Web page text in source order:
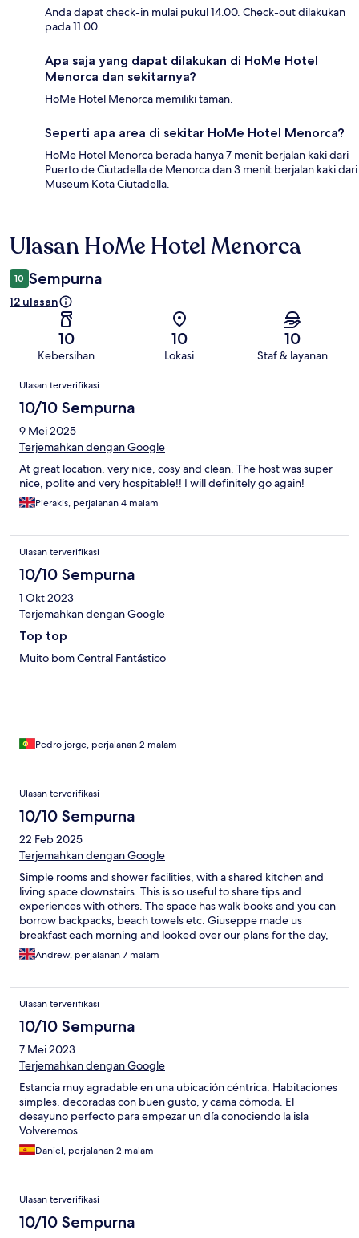
Anda dapat check-in mulai pukul 14.00. Check-out dilakukan
pada 11.00.
Apa saja yang dapat dilakukan di HoMe Hotel
Menorca dan sekitarnya?
HoMe Hotel Menorca memiliki taman.
Seperti apa area di sekitar HoMe Hotel Menorca?
HoMe Hotel Menorca berada hanya 7 menit berjalan kaki dari
Puerto de Ciutadella de Menorca dan 3 menit berjalan kaki dari
Museum Kota Ciutadella.
Ulasan
Ulasan HoMe Hotel Menorca
10 Sempurna
12 ulasan
10
Kebersihan
10
Lokasi
10
Staf & layanan
Ulasan
Ulasan terverifikasi
10/10 Sempurna
9 Mei 2025
Terjemahkan dengan Google
At great location, very nice, cosy and clean. The host was super
nice, polite and very hospitable!! I will definitely go again!
Pierakis, perjalanan 4 malam
Ulasan terverifikasi
10/10 Sempurna
1 Okt 2023
Terjemahkan dengan Google
Top top
Muito bom Central Fantástico
Pedro jorge, perjalanan 2 malam
Ulasan terverifikasi
10/10 Sempurna
22 Feb 2025
Terjemahkan dengan Google
Simple rooms and shower facilities, with a shared kitchen and
living space downstairs. This is so useful to share tips and
experiences with others. The space has walk books and you can
borrow backpacks, beach towels etc. Giuseppe made us
breakfast each morning and looked over our plans for the day,
giving us ideas and information. He could not have been kinder
or more helpful. Important fact! You can't drive into old
minute walk with 60 steps was the best option.
Andrew, perjalanan 7 malam
Ulasan terverifikasi
10/10 Sempurna
7 Mei 2023
Terjemahkan dengan Google
Estancia muy agradable en una ubicación céntrica. Habitaciones
simples, decoradas con buen gusto, y cama cómoda. El
desayuno perfecto para empezar un día conociendo la isla
Volveremos
Daniel, perjalanan 2 malam
Ulasan terverifikasi
10/10 Sempurna